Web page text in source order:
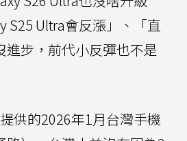
S25 Ultra會反漲」、「直
進步，前代小反彈也不是
提供的2026年1月台灣手機